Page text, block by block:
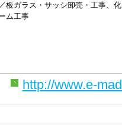
板ガラス・サッシ卸売・工事、
ム工事
http://www.e-